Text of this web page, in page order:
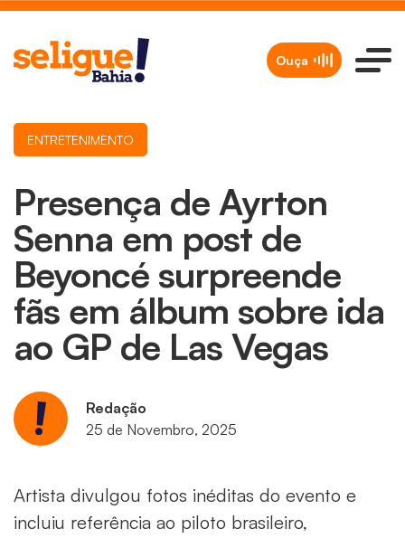
Ouça
Presença de Ayrton
Senna em post de
Beyoncé surpreende
fãs em álbum sobre ida
ao GP de Las Vegas
ENTRETENIMENTO
Redação
25 de Novembro, 2025
Artista divulgou fotos inéditas do evento e
incluiu referência ao piloto brasileiro,